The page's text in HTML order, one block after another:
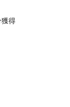
勧誘罪
得